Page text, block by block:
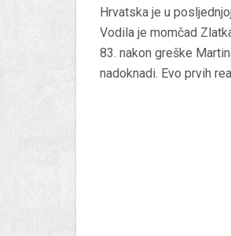
Hrvatska je u
Vodila je momčad
83. nakon greške
nadoknadi. Evo prvih